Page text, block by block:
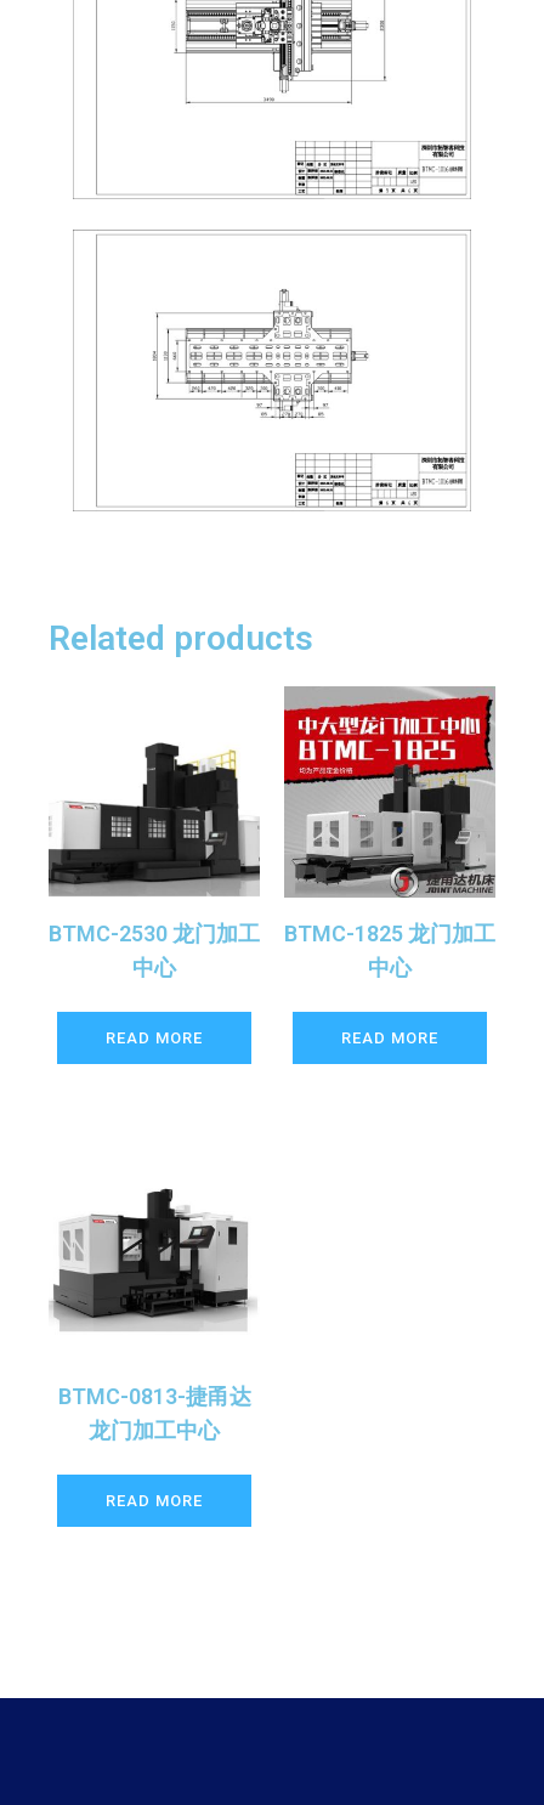
Related products
BTMC-2530 龙门加工
中心
READ MORE
BTMC-1825 龙门加工
中心
READ MORE
BTMC-0813-捷甬达
龙门加工中心
READ MORE